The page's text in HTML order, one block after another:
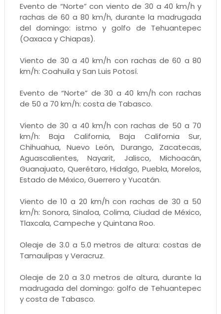
Evento de “Norte” con viento de 30 a 40 km/h y
rachas de 60 a 80 km/h, durante la madrugada
del domingo: istmo y golfo de Tehuantepec
(Oaxaca y Chiapas).
Viento de 30 a 40 km/h con rachas de 60 a 80
km/h: Coahuila y San Luis Potosí.
Evento de “Norte” de 30 a 40 km/h con rachas
de 50 a 70 km/h: costa de Tabasco.
Viento de 30 a 40 km/h con rachas de 50 a 70
km/h: Baja California, Baja California Sur,
Chihuahua, Nuevo León, Durango, Zacatecas,
Aguascalientes, Nayarit, Jalisco, Michoacán,
Guanajuato, Querétaro, Hidalgo, Puebla, Morelos,
Estado de México, Guerrero y Yucatán.
Viento de 10 a 20 km/h con rachas de 30 a 50
km/h: Sonora, Sinaloa, Colima, Ciudad de México,
Tlaxcala, Campeche y Quintana Roo.
Oleaje de 3.0 a 5.0 metros de altura: costas de
Tamaulipas y Veracruz.
Oleaje de 2.0 a 3.0 metros de altura, durante la
madrugada del domingo: golfo de Tehuantepec
y costa de Tabasco.